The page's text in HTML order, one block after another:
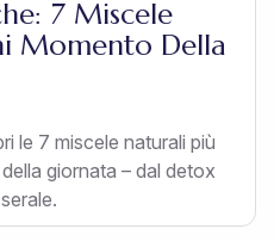
7 Miscele
Momento Della
le 7 miscele naturali più
giornata – dal detox